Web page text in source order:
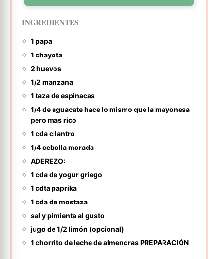
INGREDIENTES
1 papa
1 chayota
2 huevos
1/2 manzana
1 taza de espinacas
1/4 de aguacate hace lo mismo que la mayonesa
pero mas rico
1 cda cilantro
1/4 cebolla morada
ADEREZO:
1 cda de yogur griego
1 cdta paprika
1 cda de mostaza
sal y pimienta al gusto
jugo de 1/2 limón (opcional)
1 chorrito de leche de almendras PREPARACIÓN